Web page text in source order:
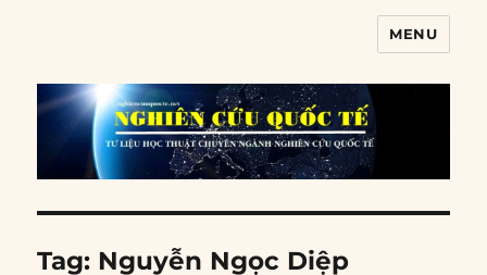
MENU
Tag: Nguyễn Ngọc Diệp